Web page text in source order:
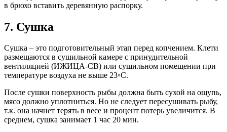
в брюхо вставить деревянную распорку.
7. Сушка
Сушка – это подготовительный этап перед копчением. Клети
размещаются в сушильной камере с принудительной
вентиляцией (ИЖИЦА-СВ) или сушильном помещении при
температуре воздуха не выше 23◦С.
После сушки поверхность рыбы должна быть сухой на ощупь,
мясо должно уплотниться. Но не следует пересушивать рыбу,
т.к. она начнет терять в весе и процент потерь увеличится. В
среднем, сушка занимает 1 час 20 мин.